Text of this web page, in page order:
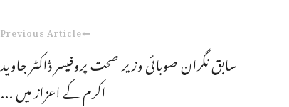
Previous Article
سابق نگران صوبائی وزیر صحت پروفیسر ڈاکٹر جاوید
اکرم کے اعزاز میں ...